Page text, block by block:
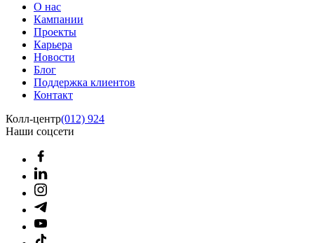
О нас
Кампании
Проекты
Карьера
Новости
Блог
Поддержка клиентов
Контакт
Колл-центр(012) 924
Наши соцсети